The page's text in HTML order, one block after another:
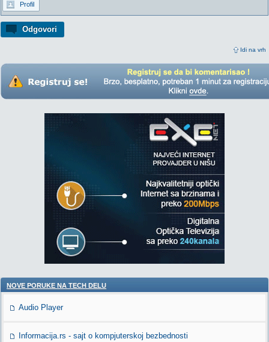
Odgovori
Idi na vrh
Profil
NOVE PORUKE NA TECH DELU
Audio Player
Informacija.rs - sajt o kompjuterskoj bezbednosti